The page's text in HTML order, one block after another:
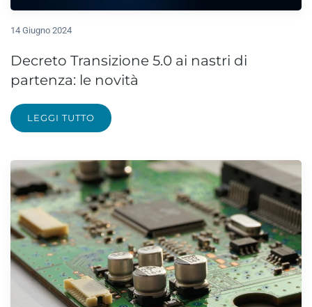
14 Giugno 2024
Decreto Transizione 5.0 ai nastri di
partenza: le novità
LEGGI TUTTO